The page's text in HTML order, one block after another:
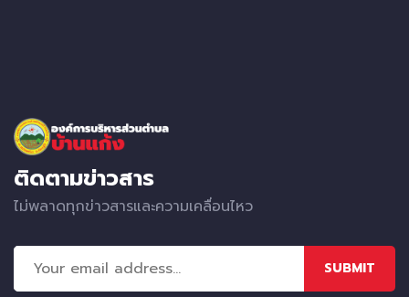
ติดตามข่าวสาร
ไม่พลาดทุกข่าวสารและความเคลื่อนไหว
SUBMIT